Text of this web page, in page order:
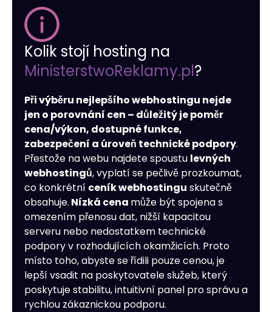
Kolik stojí hosting na
MinisterstwoReklamy.pl?
Při výběru nejlepšího webhostingu nejde
jen o porovnání cen – důležitý je poměr
cena/výkon, dostupné funkce,
zabezpečení a úroveň technické podpory.
Přestože na webu najdete spoustu levných
webhostingů, vyplatí se pečlivě prozkoumat,
co konkrétní ceník webhostingu skutečně
obsahuje. Nízká cena může být spojena s
omezením přenosu dat, nižší kapacitou
serveru nebo nedostatkem technické
podpory v rozhodujících okamžicích. Proto
místo toho, abyste se řídili pouze cenou, je
lepší vsadit na poskytovatele služeb, který
poskytuje stabilitu, intuitivní panel pro správu a
rychlou zákaznickou podporu.